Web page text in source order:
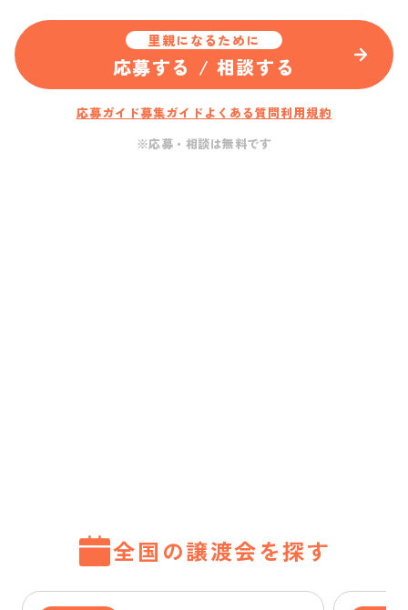
里親になるために
応募する / 相談する
応募ガイド募集ガイド よくある質問利用規約
※応募・相談は無料です
全国の譲渡会を探す